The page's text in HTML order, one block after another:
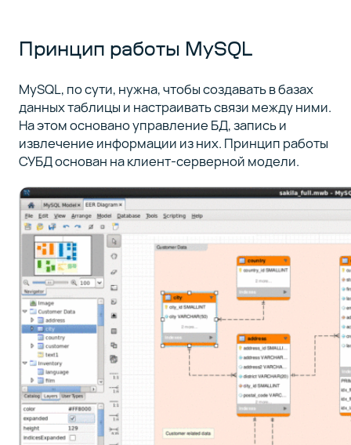
Принцип работы MySQL
MySQL, по сути, нужна, чтобы создавать в базах
данных таблицы и настраивать связи между ними.
На этом основано управление БД, запись и
извлечение информации из них. Принцип работы
СУБД основан на клиент-серверной модели.